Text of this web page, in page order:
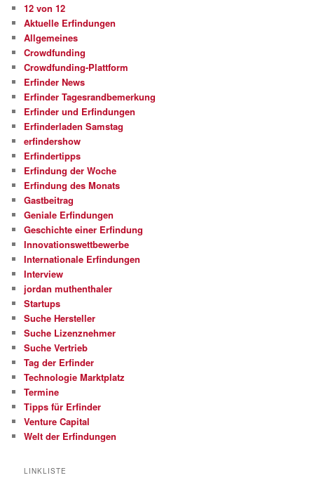
12 von 12
Aktuelle Erfindungen
Allgemeines
Crowdfunding
Crowdfunding-Plattform
Erfinder News
Erfinder Tagesrandbemerkung
Erfinder und Erfindungen
Erfinderladen Samstag
erfindershow
Erfindertipps
Erfindung der Woche
Erfindung des Monats
Gastbeitrag
Geniale Erfindungen
Geschichte einer Erfindung
Innovationswettbewerbe
Internationale Erfindungen
Interview
jordan muthenthaler
Startups
Suche Hersteller
Suche Lizenznehmer
Suche Vertrieb
Tag der Erfinder
Technologie Marktplatz
Termine
Tipps für Erfinder
Venture Capital
Welt der Erfindungen
LINKLISTE